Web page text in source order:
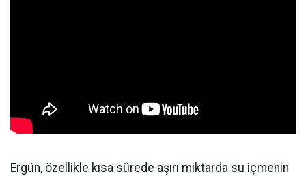
Ergün, özellikle kısa sürede aşırı miktarda su içmenin